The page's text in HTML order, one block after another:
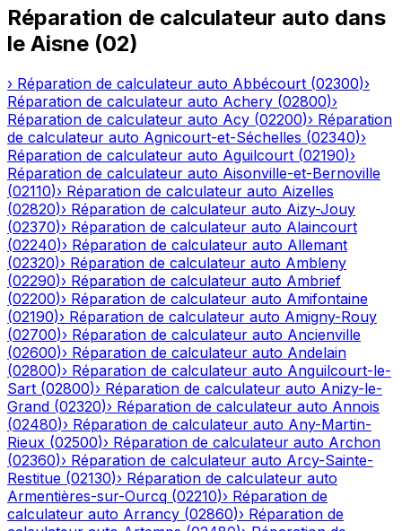
Réparation de calculateur auto dans
le Aisne (02)
› Réparation de calculateur auto Abbécourt (02300)›
Réparation de calculateur auto Achery (02800)›
Réparation de calculateur auto Acy (02200)› Réparation
de calculateur auto Agnicourt-et-Séchelles (02340)›
Réparation de calculateur auto Aguilcourt (02190)›
Réparation de calculateur auto Aisonville-et-Bernoville
(02110)› Réparation de calculateur auto Aizelles
(02820)› Réparation de calculateur auto Aizy-Jouy
(02370)› Réparation de calculateur auto Alaincourt
(02240)› Réparation de calculateur auto Allemant
(02320)› Réparation de calculateur auto Ambleny
(02290)› Réparation de calculateur auto Ambrief
(02200)› Réparation de calculateur auto Amifontaine
(02190)› Réparation de calculateur auto Amigny-Rouy
(02700)› Réparation de calculateur auto Ancienville
(02600)› Réparation de calculateur auto Andelain
(02800)› Réparation de calculateur auto Anguilcourt-le-
Sart (02800)› Réparation de calculateur auto Anizy-le-
Grand (02320)› Réparation de calculateur auto Annois
(02480)› Réparation de calculateur auto Any-Martin-
Rieux (02500)› Réparation de calculateur auto Archon
(02360)› Réparation de calculateur auto Arcy-Sainte-
Restitue (02130)› Réparation de calculateur auto
Armentières-sur-Ourcq (02210)› Réparation de
calculateur auto Arrancy (02860)› Réparation de